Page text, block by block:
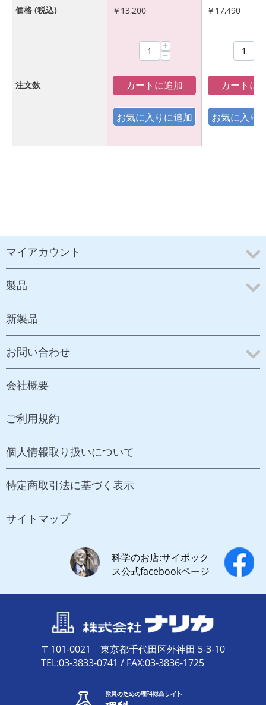
価格 (税込) ￥ 13,200 ￥ 17,490
注文数
+
−
カートに追加 カートに
マイアカウント
製品
新製品
お問い合わせ
会社概要
ご利用規約
個人情報取り扱いについて
特定商取引法に基づく表示
サイトマップ
科学のお店:サイボック
ス公式facebookページ
〒101-0021 東京都千代田区外神田 5-3-10
TEL:03-3833-0741 / FAX:03-3836-1725